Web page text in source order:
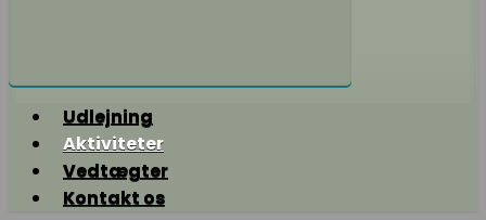
Udlejning
Aktiviteter
Vedtægter
Kontakt os